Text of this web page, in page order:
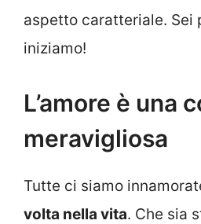
aspetto caratteriale. Sei
iniziamo!
L’amore è una
meravigliosa
Tutte ci siamo
volta nella vita. Che sia